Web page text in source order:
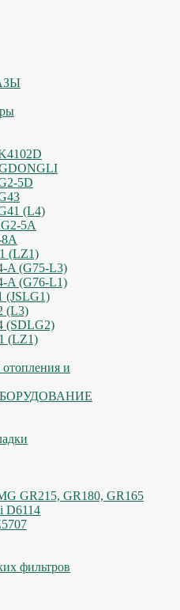
5D
(L4)
5A
(LZ1)
A (G75-L3)
A (G76-L1)
(JSLG1)
(L3)
(SDLG2)
(LZ1)
и
GR215, GR180, GR165
D6114
фильтров